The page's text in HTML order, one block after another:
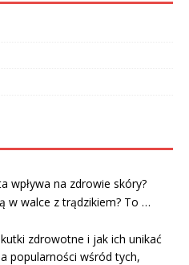
wpływa na zdrowie skóry?
w walce z trądzikiem? To …
zdrowotne i jak ich unikać
popularności wśród tych,